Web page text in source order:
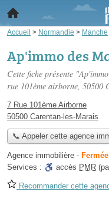
Accueil > Normandie > Manche
Ap'immo des
Cette fiche présente
rue 101ème airborne, 50500
7 Rue 101ème Airborne
50500 Carentan-les-Marais
📞 Appeler cette agence
Agence immobilière -
Services :
accès PMR
Recommander cette